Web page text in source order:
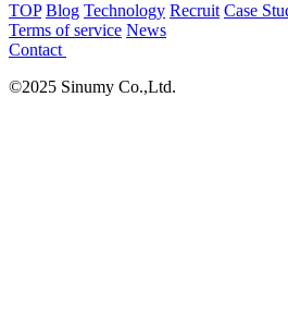
TOP Blog Technology Recruit Case
Terms of service News
Contact
©2025 Sinumy Co.,Ltd.